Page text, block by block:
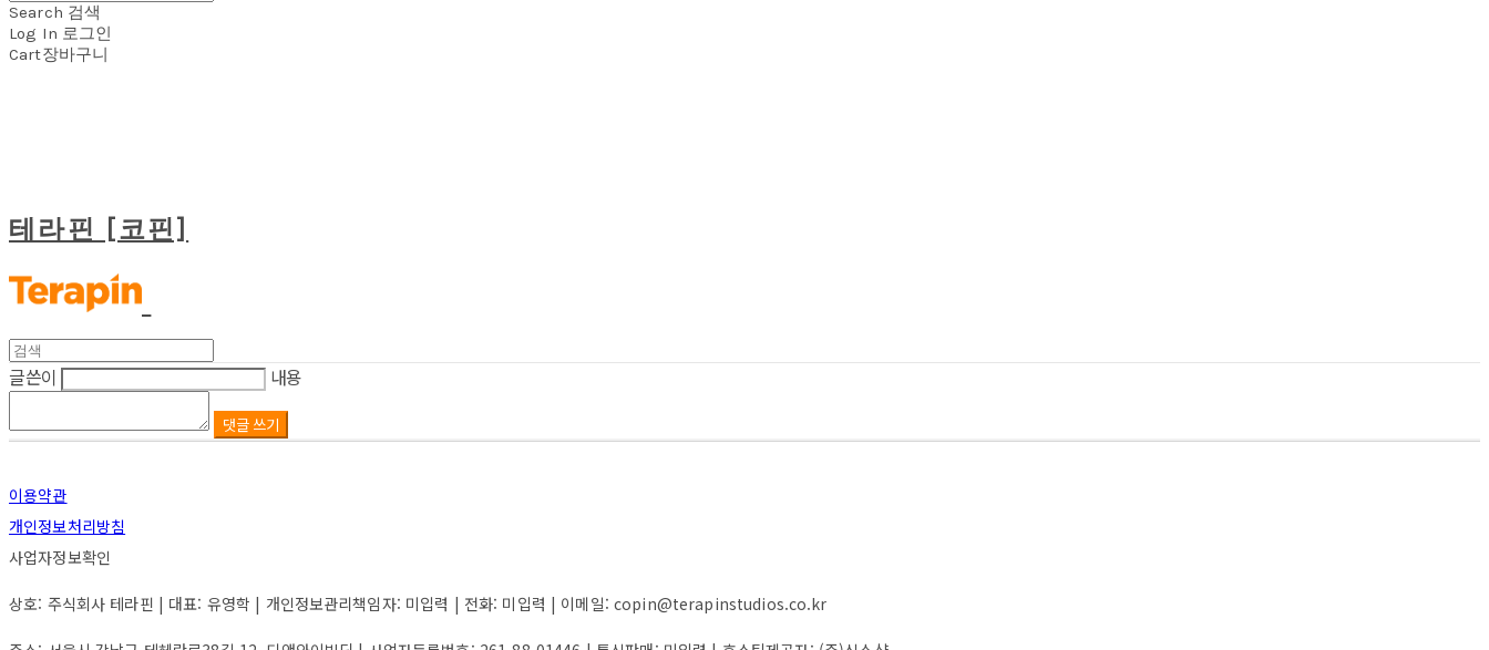
Search 검색
Log In 로그인
Cart장바구니
테라핀 [코핀]
글쓴이 내용
댓글 쓰기
이용약관
개인정보처리방침
사업자정보확인
상호: 주식회사 테라핀 | 대표: 유영학 | 개인정보관리책임자: 미입력 | 전화: 미입력 | 이메일: copin@terapinstudios.co.kr